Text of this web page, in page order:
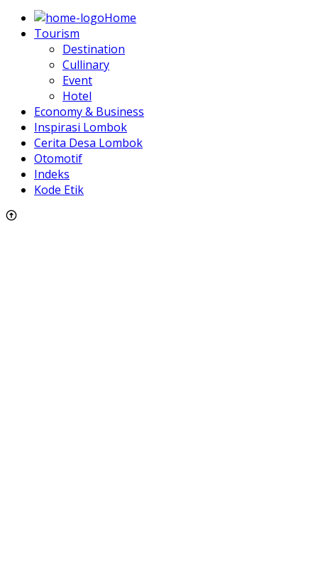
Home
Tourism
Destination
Cullinary
Event
Hotel
Economy & Business
Inspirasi Lombok
Cerita Desa Lombok
Otomotif
Indeks
Kode Etik